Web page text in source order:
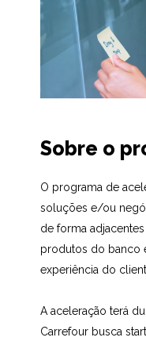
Sobre o
O programa de
soluções e/ou
de forma
produtos do banco
experiência do
A aceleração terá
Carrefour busca